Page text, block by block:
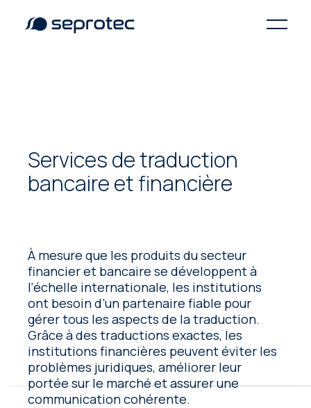
Services de traduction
bancaire et financière
À mesure que les produits du secteur
financier et bancaire se développent à
l’échelle internationale, les institutions
ont besoin d’un partenaire fiable pour
gérer tous les aspects de la traduction.
Grâce à des traductions exactes, les
institutions financières peuvent éviter les
problèmes juridiques, améliorer leur
portée sur le marché et assurer une
communication cohérente.